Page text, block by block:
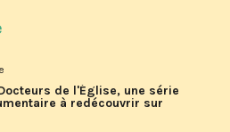
de l'Église, une série
à redécouvrir sur